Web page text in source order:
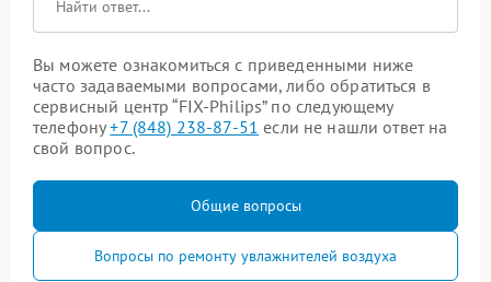
Вы можете ознакомиться с приведенными ниже
часто задаваемыми вопросами, либо обратиться в
сервисный центр “FIX-Philips” по следующему
телефону+7 (848) 238-87-51 если не нашли ответ на
свой вопрос.
Общие вопросы
Вопросы по ремонту увлажнителей воздуха